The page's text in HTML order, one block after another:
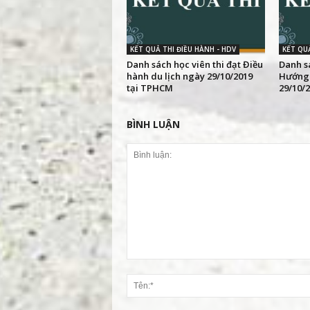
KẾT QUẢ THI ĐIỀU HÀNH - HDV
Danh sách học viên thi đạt Điều
hành du lịch ngày 29/10/2019
tại TPHCM
KẾT
Danh
29/10/
BÌNH LUẬN